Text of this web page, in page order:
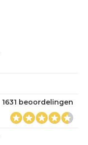
1631 beoordelingen